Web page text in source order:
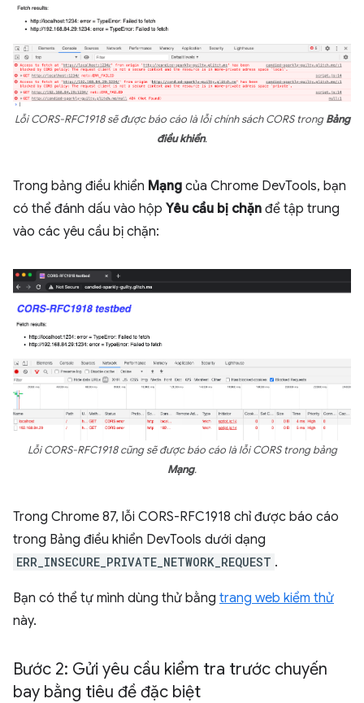
Lỗi CORS-RFC1918 sẽ được báo cáo là lỗi chính sách CORS trongBảng
điều khiển.
Trong bảng điều khiển Mạng của Chrome DevTools, bạn
có thể đánh dấu vào hộp Yêu cầu bị chặn để tập trung
vào các yêu cầu bị chặn:
Lỗi CORS-RFC1918 cũng sẽ được báo cáo là lỗi CORS trong bảng
Mạng.
Trong Chrome 87, lỗi CORS-RFC1918 chỉ được báo cáo
trong Bảng điều khiển DevTools dưới dạng
ERR_INSECURE_PRIVATE_NETWORK_REQUEST .
Bạn có thể tự mình dùng thử bằng trang web kiểm thử
này.
Bước 2: Gửi yêu cầu kiểm tra trước chuyến
bay bằng tiêu đề đặc biệt